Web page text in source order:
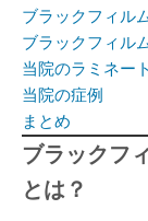
ブラックフィル
ブラックフィル
当院のラミネー
当院の症例
まとめ
ブラックフ
とは？